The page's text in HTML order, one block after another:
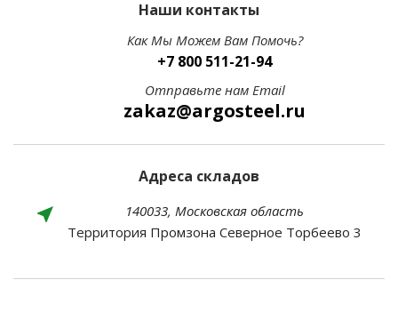
Наши контакты
Как Мы Можем Вам Помочь?
+7 800 511-21-94
Отправьте нам Email
zakaz@argosteel.ru
Адреса складов
140033, Московская область
Территория Промзона Северное Торбеево 3